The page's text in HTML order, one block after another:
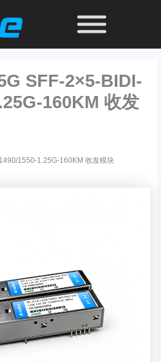
SFF-2×5-BIDI-
160KM 收发
1550-1.25G-160KM 收发模块